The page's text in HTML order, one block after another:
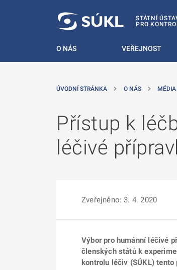
STÁTNÍ
PRO
O NÁS VEŘEJNOST
ÚVODNÍ STRÁNKA O NÁS MÉDIA
Přístup k
léčivé
Zveřejněno: 3. 4. 2020
Výbor pro humánní léčivé
členských států k
kontrolu léčiv (SÚKL)